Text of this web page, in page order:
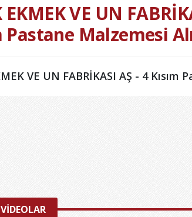
EKMEK VE UN
Pastane Malzemesi
VE UN FABRİKASI AŞ - 4 Kısım